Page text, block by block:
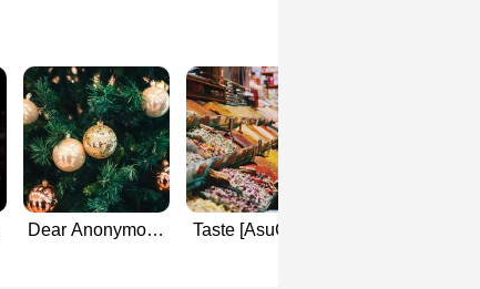
Dear Anonymous
Taste [AsuCaga::